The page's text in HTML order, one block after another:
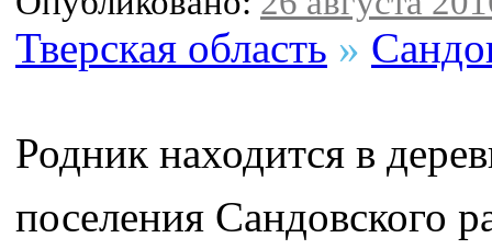
Тверская область »
Родник находится в
поселения Сандовского